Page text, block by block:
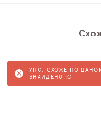
УПС, СХОЖЕ ПО
ЗНАЙДЕНО :C